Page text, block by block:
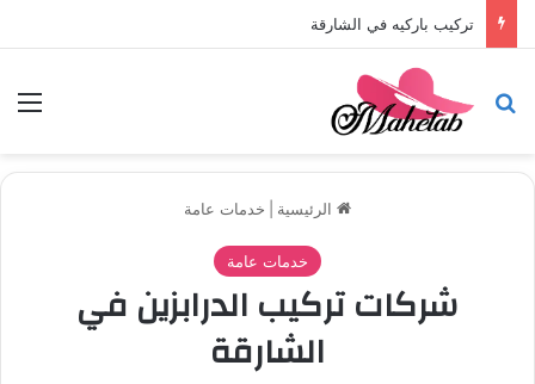
تركيب باركيه في الشارقة
بحث عن
الرئيسية خدمات عامة
خدمات عامة
شركات تركيب الدرابزين في
الشارقة